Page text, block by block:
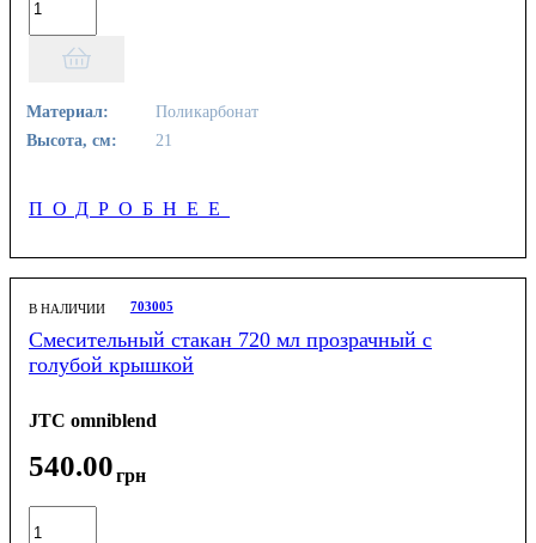
Материал:
Поликарбонат
Высота, см:
21
ПОДРОБНЕЕ
В НАЛИЧИИ 703005
Смесительный стакан 720 мл прозрачный с
голубой крышкой
JTC omniblend
540.00грн